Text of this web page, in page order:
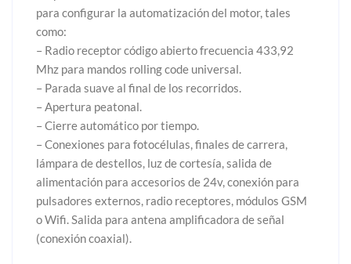
para configurar la automatización del motor, tales
como:
– Radio receptor código abierto frecuencia 433,92
Mhz para mandos rolling code universal.
– Parada suave al final de los recorridos.
– Apertura peatonal.
– Cierre automático por tiempo.
– Conexiones para fotocélulas, finales de carrera,
lámpara de destellos, luz de cortesía, salida de
alimentación para accesorios de 24v, conexión para
pulsadores externos, radio receptores, módulos GSM
o Wifi. Salida para antena amplificadora de señal
(conexión coaxial).